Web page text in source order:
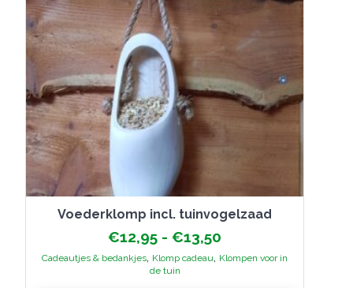
Voederklomp incl. tuinvogelzaad
€12,95 - €13,50
€12,95
tot
Cadeautjes & bedankjes, Klomp cadeau, Klompen voor in
de tuin